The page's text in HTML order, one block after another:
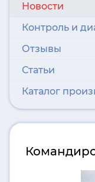
Новости
Контроль и
Отзывы
Статьи
Каталог